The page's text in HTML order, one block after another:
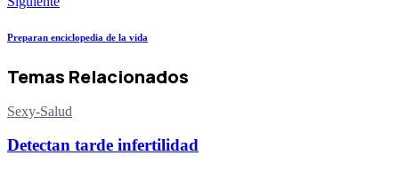
Preparan enciclopedia de la vida
Temas Relacionados
Sexy-Salud
Detectan tarde infertilidad